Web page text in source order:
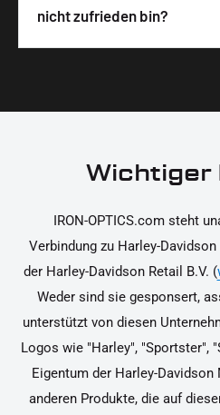
unterstützen dich dabei, die
korrekt an deinem Motorrad
Wir legen großen Wert auf
nicht zufrieden bin?
Ja, du kannst die Teile
Rücksendung findest du in
Wichtiger
IRON-OPTICS.com steht
Verbindung zu Harley-
der Harley-Davidson Retail B.V. (
Weder sind sie gesponsert,
unterstützt von diesen
Logos wie "Harley", "Sportster",
Eigentum der Harley-
anderen Produkte, die auf